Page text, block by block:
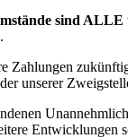
sind ALLE
.
Zahlungen
unserer
Entwicklungen